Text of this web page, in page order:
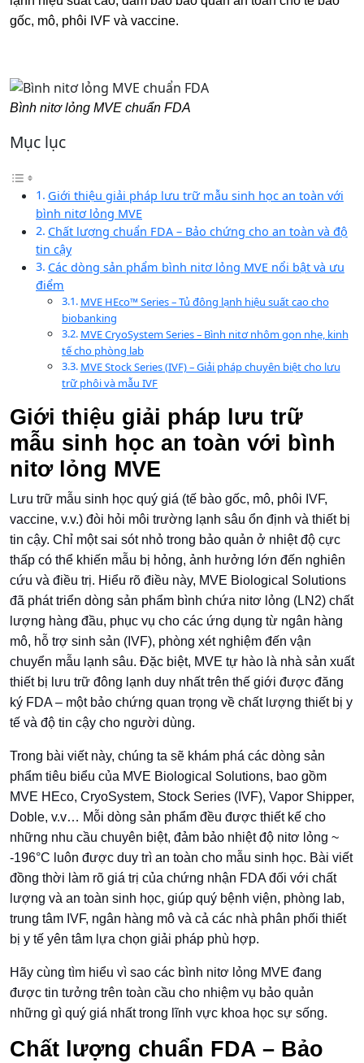
gốc, mô, phôi IVF và vaccine.
Bình nitơ lỏng MVE chuẩn FDA
Mục lục
Giới thiệu giải pháp lưu trữ mẫu sinh học an toàn với
bình nitơ lỏng MVE
Chất lượng chuẩn FDA – Bảo chứng cho an toàn và độ
tin cậy
Các dòng sản phẩm bình nitơ lỏng MVE nổi bật và ưu
điểm
MVE HEco™ Series – Tủ đông lạnh hiệu suất cao cho
biobanking
MVE CryoSystem Series – Bình nitơ nhôm gọn nhẹ, kinh
tế cho phòng lab
MVE Stock Series (IVF) – Giải pháp chuyên biệt cho lưu
trữ phôi và mẫu IVF
Giới thiệu giải pháp lưu trữ
mẫu sinh học an toàn với bình
nitơ lỏng MVE
Lưu trữ mẫu sinh học quý giá (tế bào gốc, mô, phôi IVF,
vaccine, v.v.) đòi hỏi môi trường lạnh sâu ổn định và thiết bị
tin cậy. Chỉ một sai sót nhỏ trong bảo quản ở nhiệt độ cực
thấp có thể khiến mẫu bị hỏng, ảnh hưởng lớn đến nghiên
cứu và điều trị. Hiểu rõ điều này, MVE Biological Solutions
đã phát triển dòng sản phẩm bình chứa nitơ lỏng (LN2) chất
lượng hàng đầu, phục vụ cho các ứng dụng từ ngân hàng
mô, hỗ trợ sinh sản (IVF), phòng xét nghiệm đến vận
chuyển mẫu lạnh sâu. Đặc biệt, MVE tự hào là nhà sản xuất
thiết bị lưu trữ đông lạnh duy nhất trên thế giới được đăng
ký FDA – một bảo chứng quan trọng về chất lượng thiết bị y
tế và độ tin cậy cho người dùng.
Trong bài viết này, chúng ta sẽ khám phá các dòng sản
phẩm tiêu biểu của MVE Biological Solutions, bao gồm
MVE HEco, CryoSystem, Stock Series (IVF), Vapor Shipper,
Doble, v.v… Mỗi dòng sản phẩm đều được thiết kế cho
những nhu cầu chuyên biệt, đảm bảo nhiệt độ nitơ lỏng ~
-196°C luôn được duy trì an toàn cho mẫu sinh học. Bài viết
đồng thời làm rõ giá trị của chứng nhận FDA đối với chất
lượng và an toàn sinh học, giúp quý bệnh viện, phòng lab,
trung tâm IVF, ngân hàng mô và cả các nhà phân phối thiết
bị y tế yên tâm lựa chọn giải pháp phù hợp.
Hãy cùng tìm hiểu vì sao các bình nitơ lỏng MVE đang
được tin tưởng trên toàn cầu cho nhiệm vụ bảo quản
những gì quý giá nhất trong lĩnh vực khoa học sự sống.
Chất lượng chuẩn FDA – Bảo